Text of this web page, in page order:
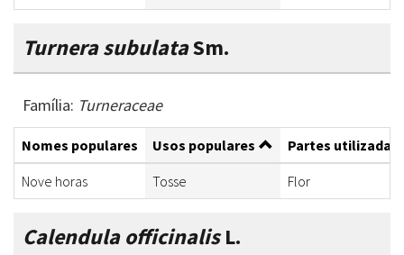
Turnera subulataSm.
Família: Turneraceae
Nomes populares Usos populares
Partes utilizadas
Nove horas
Tosse Flor
Calendula officinalisL.